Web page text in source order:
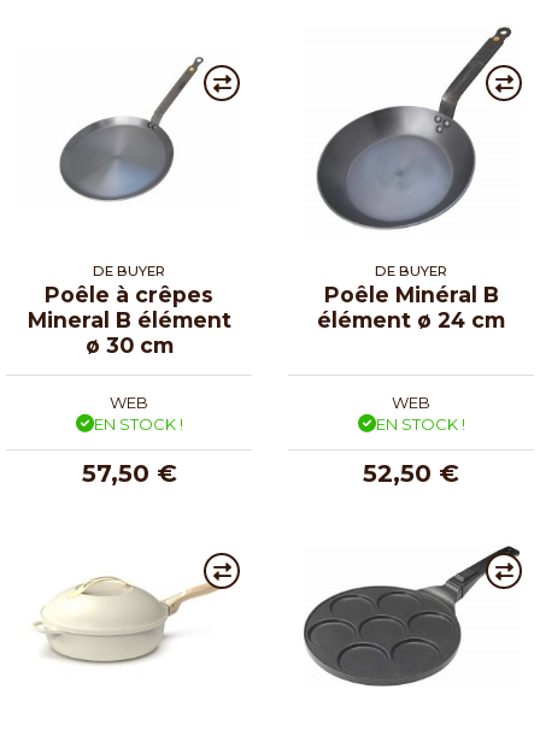
DE BUYER
Poêle à crêpes
Mineral B élément
ø 30 cm
WEB
EN STOCK !
57,50 €
DE BUYER
Poêle Minéral B
élément ø 24 cm
WEB
EN STOCK !
52,50 €